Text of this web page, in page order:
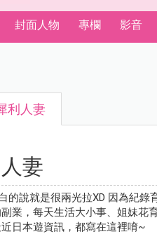
封面人物 專欄 影音
利人妻
妻
的說就是很兩光拉XD 因為紀錄
業，每天生活大小事、姐妹花
日本遊資訊，都寫在這裡唷~